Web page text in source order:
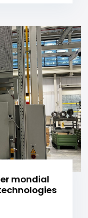
mondial